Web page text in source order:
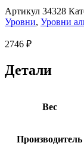
Артикул 34328
Уровни, Уровни
2746 ₽
Детали
Вес
Производитель